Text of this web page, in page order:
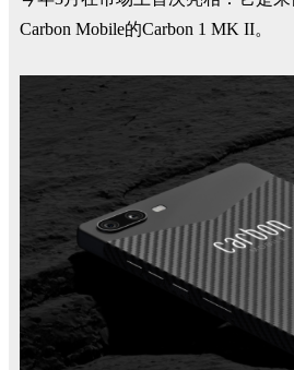
Carbon Mobile的Carbon 1 MK II。